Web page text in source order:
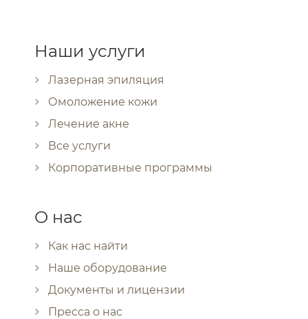
Наши услуги
Лазерная эпиляция
Омоложение кожи
Лечение акне
Все услуги
Корпоративные программы
О нас
Как нас найти
Наше оборудование
Документы и лицензии
Пресса о нас